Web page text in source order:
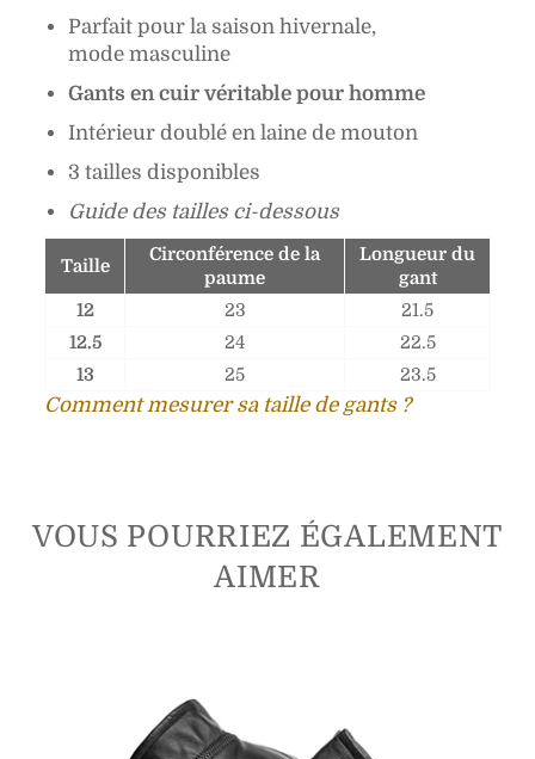
Parfait pour la saison hivernale,
mode masculine
Gants en cuir véritable pour homme
Intérieur doublé en laine de mouton
3 tailles disponibles
Guide des tailles ci-dessous
Taille
Circonférence de la
paume
Longueur du
gant
12
23
21.5
12.5
24
22.5
13
25 23.5
Comment mesurer sa taille de gants ?
VOUS POURRIEZ ÉGALEMENT
AIMER